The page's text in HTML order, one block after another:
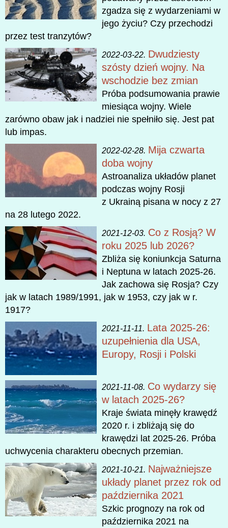
zgadza się z wydarzeniami w
jego życiu? Czy przechodzi
przez test tranzytów?
2022-03-22. Dwudziesty
szósty dzień wojny. Na
wschodzie bez zmian
Próba podsumowania prawie
miesiąca wojny. Wiele
zarówno obaw jak i nadziei nie spełniło się. Jest pat
lub impas.
2022-02-28. Mija czwarta
doba wojny
Astroanaliza układów planet
podczas wojny Rosji
z Ukrainą pisana w nocy z 27
na 28 lutego 2022.
2021-12-03. Co z Rosją? W
roku 2025 lub 2026?
Zbliża się koniunkcja Saturna
i Neptuna w latach 2025-26.
Jak zachowa się Rosja? Czy
jak w latach 1989/1991, jak w 1953, czy jak w r.
1917?
2021-11-11.
Lata 2025-26:
uzupełnienia dla USA,
Europy, Rosji i Polski
2021-11-08. Co wydarzy się
w latach 2025-26?
Kraje świata minęły krawędź
2020 r. i zbliżają się do
krawędzi lat 2025-26. Próba
uchwycenia charakteru obecnych przemian.
2021-10-21.
Najważniejsze
układy planet przez rok od
października 2021
Szkic prognozy na rok od
października 2021 na